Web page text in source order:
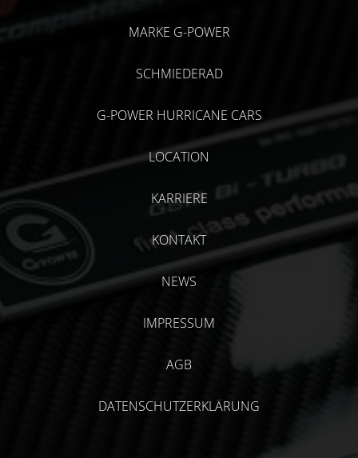
MARKE G-POWER
SCHMIEDERAD
G-POWER HURRICANE CARS
LOCATION
KARRIERE
KONTAKT
NEWS
IMPRESSUM
AGB
DATENSCHUTZERKLÄRUNG